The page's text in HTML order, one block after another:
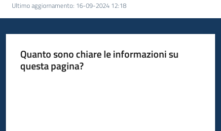
per
Metadati
Ultimo aggiornamento: 16-09-2024 12:18
Quanto sono chiare le informazioni su
questa pagina?